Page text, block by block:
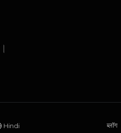
Hindi ब्लॉग